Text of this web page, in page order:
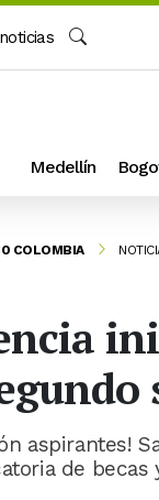
Medellín
COLOMBIA
aspirantes!
de